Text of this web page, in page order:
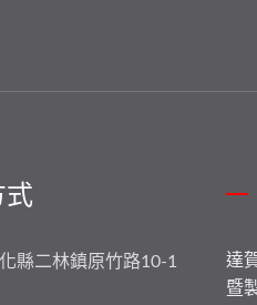
縣二林鎮原竹路10-1
達
暨